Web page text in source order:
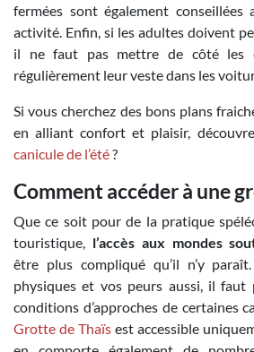
fermées sont également conseillées
activité. Enfin, si les adultes doivent
il ne faut pas mettre de côté les
régulièrement leur veste dans les
Si vous cherchez des bons plans
en alliant confort et plaisir,
canicule de l’été?
Comment accéder à une
Que ce soit pour de la pratique
touristique, l’accès aux mondes
être plus compliqué qu’il n’y
physiques et vos peurs aussi, il faut
conditions d’approches de certaines
Grotte de Thaïs est accessible